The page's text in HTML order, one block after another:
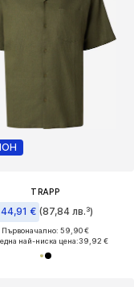
TRAPP
44,91 € (87,84 лв.³)
Първоначално: 59,90 €
най-ниска цена:39,92 €